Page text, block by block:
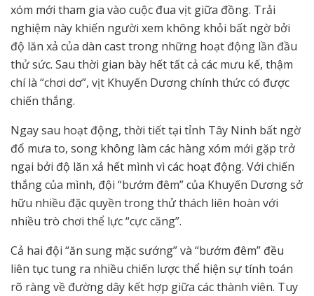
xóm mới tham gia vào cuộc đua vịt giữa đồng. Trải
nghiệm này khiến người xem không khỏi bất ngờ bởi
độ lăn xả của dàn cast trong những hoạt động lần đầu
thử sức. Sau thời gian bày hết tất cả các mưu kế, thậm
chí là “chơi dơ”, vịt Khuyến Dương chính thức có được
chiến thắng.
Ngay sau hoạt động, thời tiết tại tỉnh Tây Ninh bất ngờ
đổ mưa to, song không làm các hàng xóm mới gặp trở
ngại bởi độ lăn xả hết mình vì các hoạt động. Với chiến
thắng của mình, đội “bướm đêm” của Khuyến Dương sở
hữu nhiều đặc quyền trong thử thách liên hoàn với
nhiều trò chơi thể lực “cực căng”.
Cả hai đội “ăn sung mặc sướng” và “bướm đêm” đều
liên tục tung ra nhiều chiến lược thể hiện sự tính toán
rõ ràng về đường dây kết hợp giữa các thành viên. Tuy